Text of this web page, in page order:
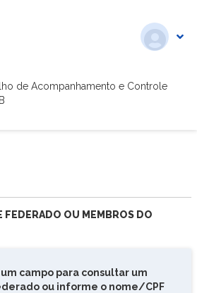
de Acompanhamento e Controle
FEDERADO OU MEMBROS DO
campo para consultar um
ou informe o nome/CPF